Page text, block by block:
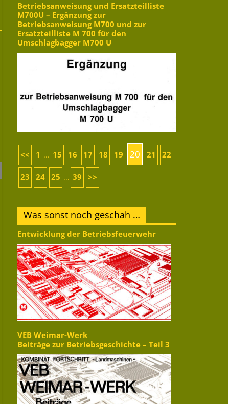
Betriebsanweisung und Ersatzteilliste
M700U – Ergänzung zur
Betriebsanweisung M700 und zur
Ersatzteilliste M 700 für den
Umschlagbagger M700 U
<< 1 ... 15 16 17 18 19 20 21 22
23 24 25 ... 39 >>
Was sonst noch geschah …
Entwicklung der Betriebsfeuerwehr
VEB Weimar-Werk
Beiträge zur Betriebsgeschichte – Teil 3